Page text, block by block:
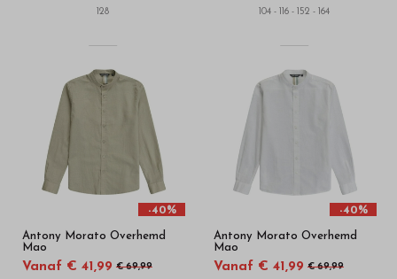
128 104 - 116 - 152 - 164
-40%
Antony Morato Overhemd
Mao
Vanaf € 41,99 € 69,99
-40%
Antony Morato Overhemd
Mao
Vanaf € 41,99 € 69,99